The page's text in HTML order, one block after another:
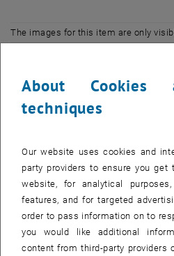
The images for this item are only
Verwendung sind und trotzdem noch
Wohnung gefunden haben? Bereits
beim Wiedner Innenhof-Flohmarkt
verwerten statt wegschmeißen"!
Wiedner Innenhöfe öffnen ihre Tore
Die Idee ist ganz einfach:
und öffnen am 13. Mai von 10 bis 16
zum Flohmarkt, wo die
Bei der Vorbereitung, Organisation
About Cookies
techniques
Our website uses cookies and
party providers to ensure you get
website, for analytical
features, and for targeted
order to pass information on to
you would like additional
content from third-party providers